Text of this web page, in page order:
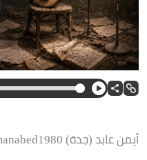
أيمن عابد (جدة) aymanabed1980@